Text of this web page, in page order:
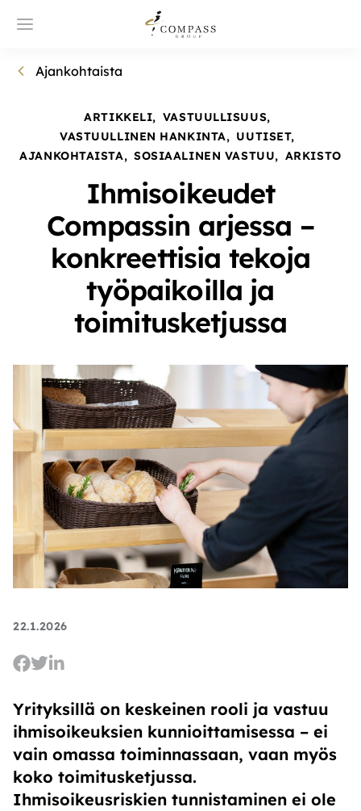
Ajankohtaista
ARTIKKELI, VASTUULLISUUS,
VASTUULLINEN HANKINTA, UUTISET,
AJANKOHTAISTA, SOSIAALINEN VASTUU, ARKISTO
Ihmisoikeudet
Compassin arjessa –
konkreettisia tekoja
työpaikoilla ja
toimitusketjussa
22.1.2026
Yrityksillä on keskeinen rooli ja vastuu
ihmisoikeuksien kunnioittamisessa – ei
vain omassa toiminnassaan, vaan myös
koko toimitusketjussa.
Ihmisoikeusriskien tunnistaminen ei ole